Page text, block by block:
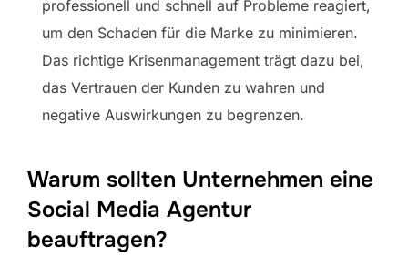
professionell und schnell auf Probleme reagiert,
um den Schaden für die Marke zu minimieren.
Das richtige Krisenmanagement trägt dazu bei,
das Vertrauen der Kunden zu wahren und
negative Auswirkungen zu begrenzen.
Warum sollten Unternehmen eine
Social Media Agentur
beauftragen?